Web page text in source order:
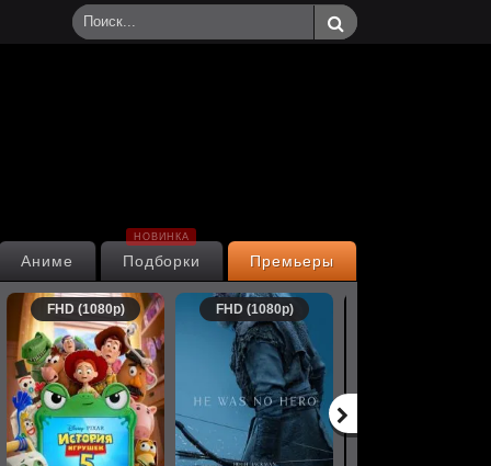
Премьеры
Подборки
НОВИНКА
Аниме
FHD (1080p) FHD (1080p)